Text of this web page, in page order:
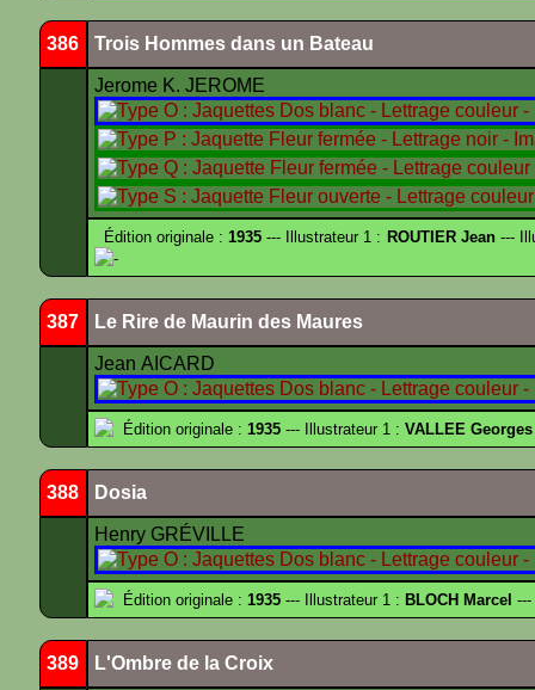
386 Trois Hommes dans un Bateau
Jerome K. JEROME
Édition originale :1935 --- Illustrateur 1 : ROUTIER Jean---
-
387 Le Rire de Maurin des Maures
Jean AICARD
Édition originale : 1935 --- Illustrateur 1 : VALLEE Georges
388 Dosia
Henry GRÉVILLE
Édition originale : 1935 --- Illustrateur 1 : BLOCH Marcel ---
389 L'Ombre de la Croix